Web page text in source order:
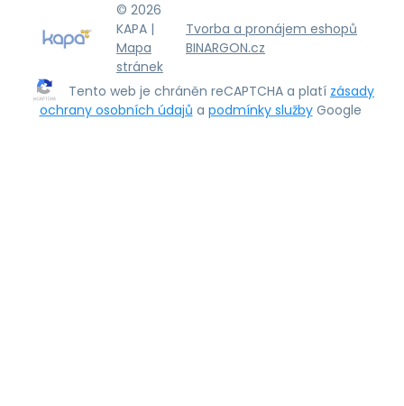
© 2026
KAPA |
Mapa
stránek
Tvorba a pronájem eshopů
BINARGON.cz
Tento web je chráněn reCAPTCHA a platí zásady
ochrany osobních údajů a podmínky služby Google